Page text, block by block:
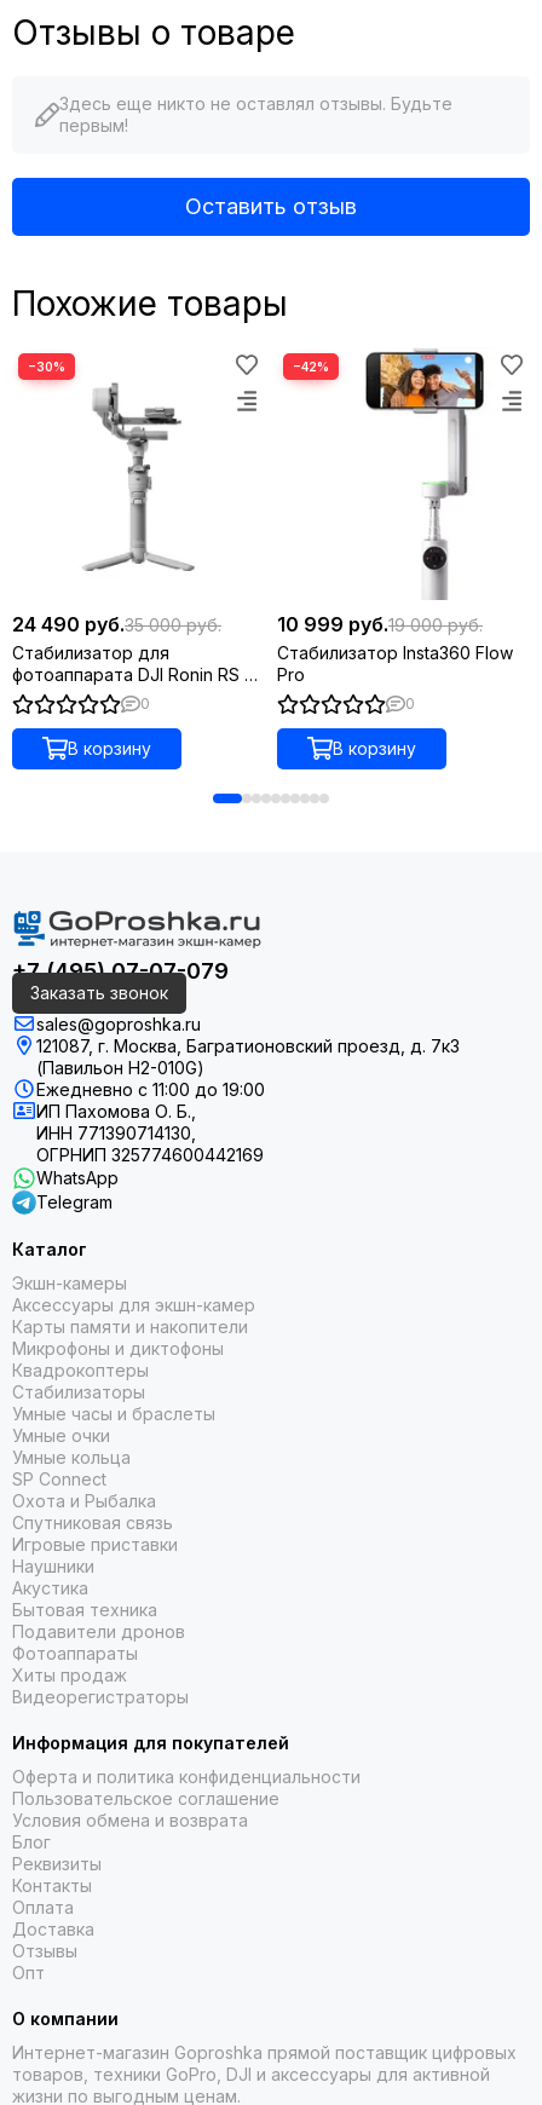
Отзывы о товаре
Здесь еще никто не оставлял отзывы. Будьте
первым!
Оставить отзыв
Похожие товары
−30%
24 490 руб.35 000 руб.
Стабилизатор для
фотоаппарата DJI Ronin RS 4
Mini
0
В корзину
−42%
10 999 руб.19 000 руб.
Стабилизатор Insta360 Flow
Pro
0
В корзину
+7 (495) 07-07-079
Заказать звонок
sales@goproshka.ru
121087, г. Москва, Багратионовский проезд, д. 7к3
(Павильон H2-010G)
Ежедневно с 11:00 до 19:00
ИП Пахомова О. Б.,
ИНН 771390714130,
ОГРНИП 325774600442169
WhatsApp
Telegram
Каталог
Экшн-камеры
Аксессуары для экшн-камер
Карты памяти и накопители
Микрофоны и диктофоны
Квадрокоптеры
Стабилизаторы
Умные часы и браслеты
Умные очки
Умные кольца
SP Connect
Охота и Рыбалка
Спутниковая связь
Игровые приставки
Наушники
Акустика
Бытовая техника
Подавители дронов
Фотоаппараты
Хиты продаж
Видеорегистраторы
Информация для покупателей
Оферта и политика конфиденциальности
Пользовательское соглашение
Условия обмена и возврата
Блог
Реквизиты
Контакты
Оплата
Доставка
Отзывы
Опт
О компании
Интернет-магазин Goproshka прямой поставщик цифровых
товаров, техники GoPro, DJI и аксессуары для активной
жизни по выгодным ценам.